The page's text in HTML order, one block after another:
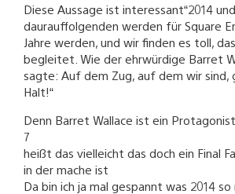
Diese Aussage ist interessant“2014
daurauffolgenden werden für Square
Jahre werden, und wir finden es toll,
begleitet. Wie der ehrwürdige Barret
sagte: Auf dem Zug, auf dem wir sind,
Halt!“
Denn Barret Wallace ist ein
7
heißt das vielleicht das doch ein Final
in der mache ist
Da bin ich ja mal gespannt was 2014